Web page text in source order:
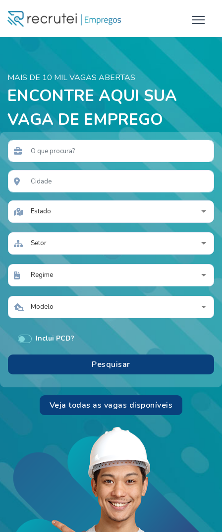
MAIS DE 10 MIL VAGAS ABERTAS
ENCONTRE AQUI SUA
VAGA DE EMPREGO
Estado
Setor
Regime
Modelo
Inclui PCD?
Veja todas as vagas disponíveis